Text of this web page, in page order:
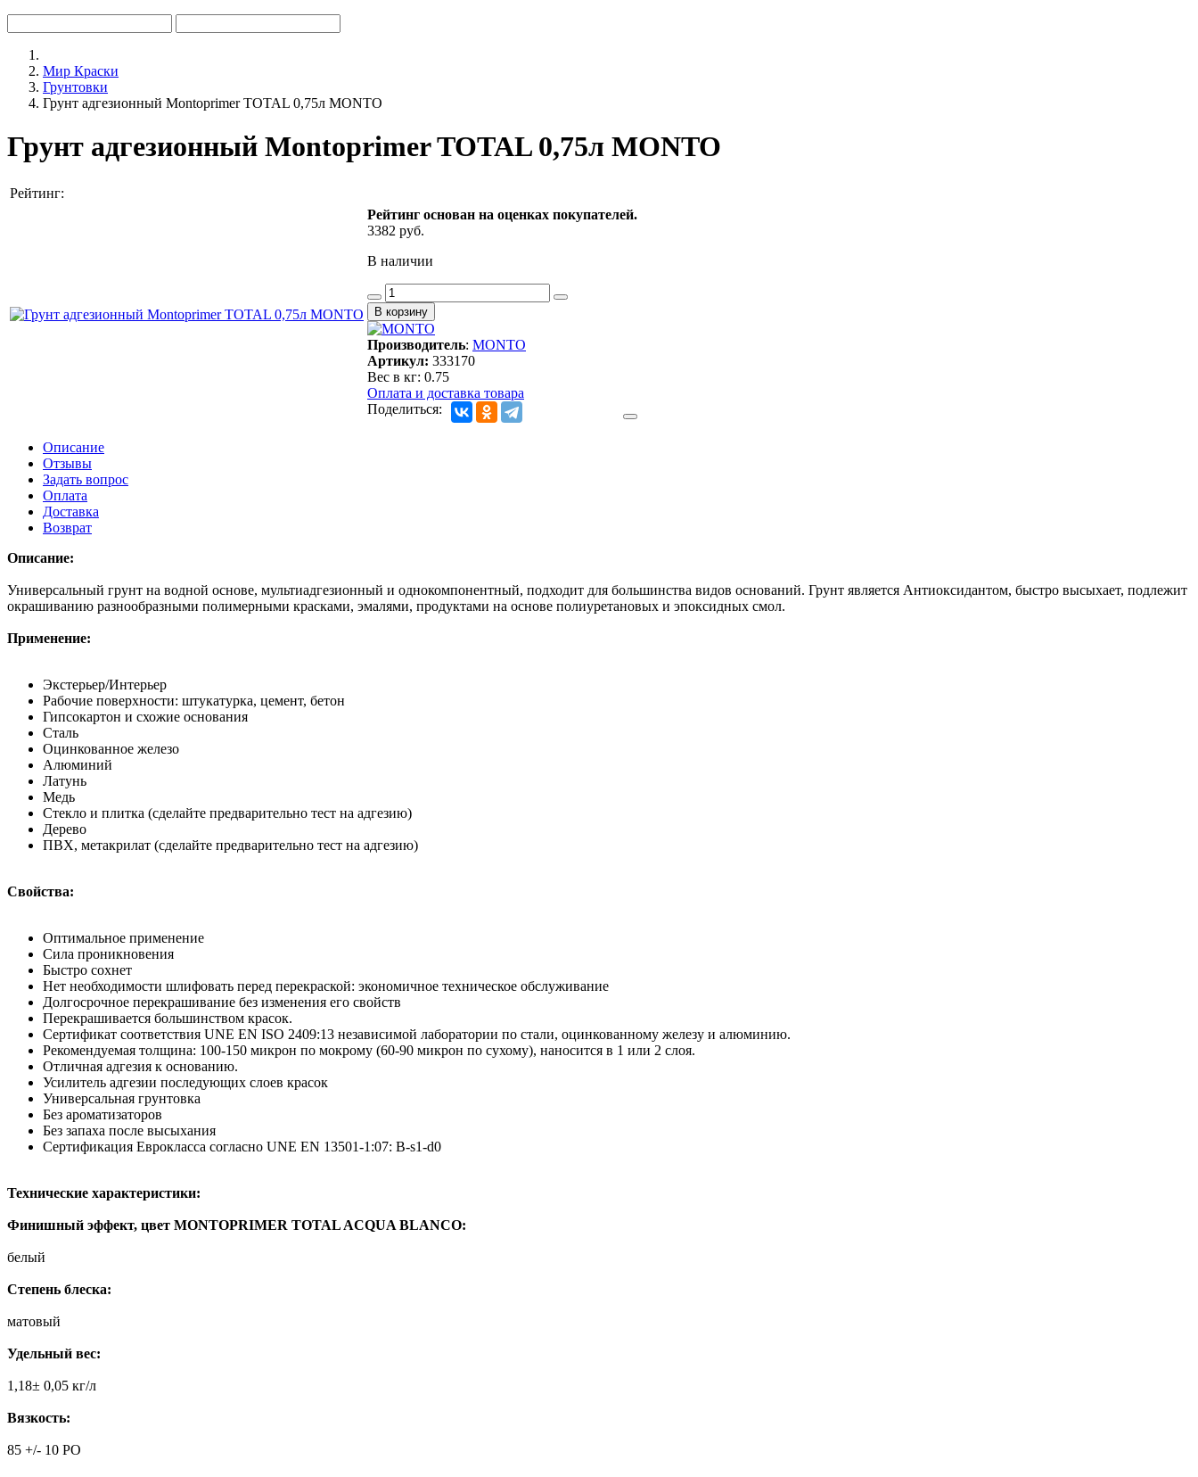
Мир Краски
Грунтовки
Грунт адгезионный Montoprimer TOTAL 0,75л MONTO
Грунт адгезионный Montoprimer TOTAL 0,75л MONTO
Рейтинг:
Рейтинг основан на оценках покупателей.
3382 руб.
В наличии
Производитель: MONTO
Артикул: 333170
Вес в кг: 0.75
Оплата и доставка товара
Поделиться:
Описание
Отзывы
Задать вопрос
Оплата
Доставка
Возврат
Описание:
Универсальный грунт на водной основе, мультиадгезионный и однокомпонентный, подходит для большинства видов оснований. Грунт является Антиоксидантом, быстро высыхает, подлежит
окрашиванию разнообразными полимерными красками, эмалями, продуктами на основе полиуретановых и эпоксидных смол.
Применение:
Экстерьер/Интерьер
Рабочие поверхности: штукатурка, цемент, бетон
Гипсокартон и схожие основания
Сталь
Оцинкованное железо
Алюминий
Латунь
Медь
Стекло и плитка (сделайте предварительно тест на адгезию)
Дерево
ПВХ, метакрилат (сделайте предварительно тест на адгезию)
Свойства:
Оптимальное применение
Сила проникновения
Быстро сохнет
Нет необходимости шлифовать перед перекраской: экономичное техническое обслуживание
Долгосрочное перекрашивание без изменения его свойств
Перекрашивается большинством красок.
Сертификат соответствия UNE EN ISO 2409:13 независимой лаборатории по стали, оцинкованному железу и алюминию.
Рекомендуемая толщина: 100-150 микрон по мокрому (60-90 микрон по сухому), наносится в 1 или 2 слоя.
Отличная адгезия к основанию.
Усилитель адгезии последующих слоев красок
Универсальная грунтовка
Без ароматизаторов
Без запаха после высыхания
Сертификация Еврокласса согласно UNE EN 13501-1:07: B-s1-d0
Технические характеристики:
Финишный эффект, цвет MONTOPRIMER TOTAL ACQUA BLANCO:
белый
Степень блеска:
матовый
Удельный вес:
1,18± 0,05 кг/л
Вязкость:
85 +/- 10 PO